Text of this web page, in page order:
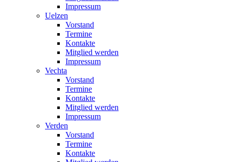
Impressum
Uelzen
Vorstand
Termine
Kontakte
Mitglied werden
Impressum
Vechta
Vorstand
Termine
Kontakte
Mitglied werden
Impressum
Verden
Vorstand
Termine
Kontakte